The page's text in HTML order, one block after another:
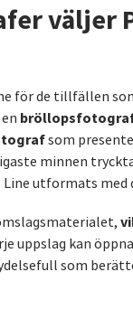
väljer
för de tillfällen
som
minnen
utformats med
uppslag kan
som